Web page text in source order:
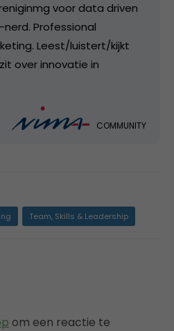
voor data driven
Professional
Leest/luistert/kijkt
over innovatie in
COMMUNITY
Team, Skills & Leadership
om een reactie te